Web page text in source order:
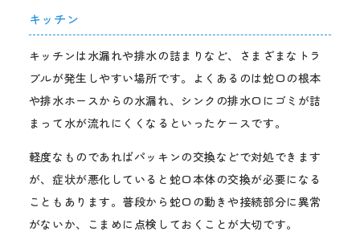
キッチン
キッチンは水漏れや排水の詰まりなど、さまざまなトラ
ブルが発生しやすい場所です。よくあるのは蛇口の根本
や排水ホースからの水漏れ、シンクの排水口にゴミが詰
まって水が流れにくくなるといったケースです。
軽度なものであればパッキンの交換などで対処できます
が、症状が悪化していると蛇口本体の交換が必要になる
こともあります。普段から蛇口の動きや接続部分に異常
がないか、こまめに点検しておくことが大切です。